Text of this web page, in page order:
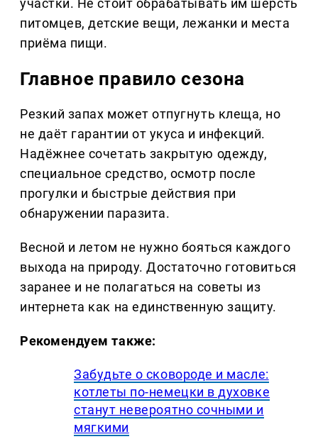
участки. Не стоит обрабатывать им шерсть
питомцев, детские вещи, лежанки и места
приёма пищи.
Главное правило сезона
Резкий запах может отпугнуть клеща, но
не даёт гарантии от укуса и инфекций.
Надёжнее сочетать закрытую одежду,
специальное средство, осмотр после
прогулки и быстрые действия при
обнаружении паразита.
Весной и летом не нужно бояться каждого
выхода на природу. Достаточно готовиться
заранее и не полагаться на советы из
интернета как на единственную защиту.
Рекомендуем также:
Забудьте о сковороде и масле:
котлеты по-немецки в духовке
станут невероятно сочными и
мягкими